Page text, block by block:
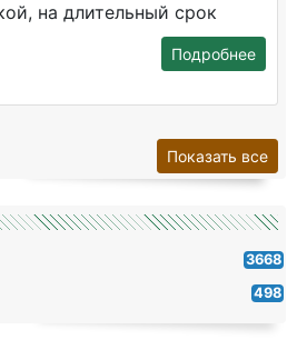
3668
498
на длительный срок
Подробнее
Показать все